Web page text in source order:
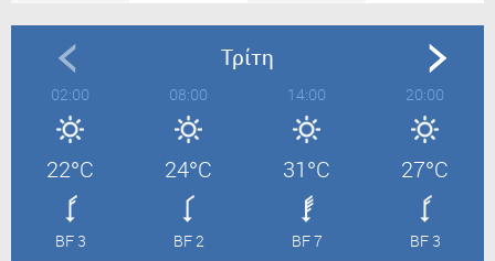
Τρίτη
02:00
22°C
BF 3
08:00
24°C
BF 2
14:00
31°C
BF 7
20:00
27°C
BF 3